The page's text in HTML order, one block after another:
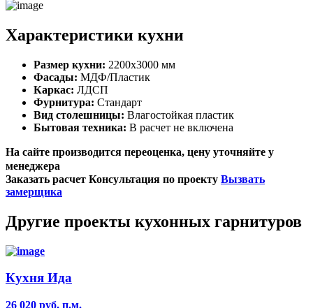
Характеристики кухни
Размер кухни: 2200х3000 мм
Фасады: МДФ/Пластик
Каркас: ЛДСП
Фурнитура: Стандарт
Вид столешницы: Влагостойкая пластик
Бытовая техника: В расчет не включена
На сайте производится переоценка, цену уточняйте у
менеджера
Заказать расчет Консультация по проекту Вызвать
замерщика
Другие проекты кухонных гарнитуров
Кухня Ида
26 020 руб. п.м.